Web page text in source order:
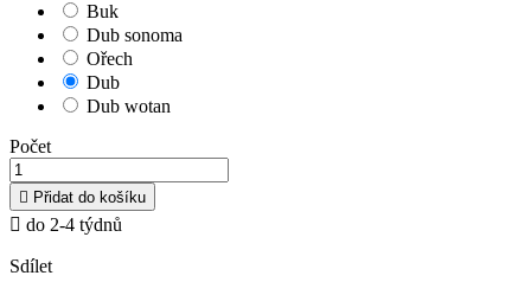
Buk
Dub sonoma
Ořech
Dub
Dub wotan
Počet
 Přidat do košíku
 do 2-4 týdnů
Sdílet